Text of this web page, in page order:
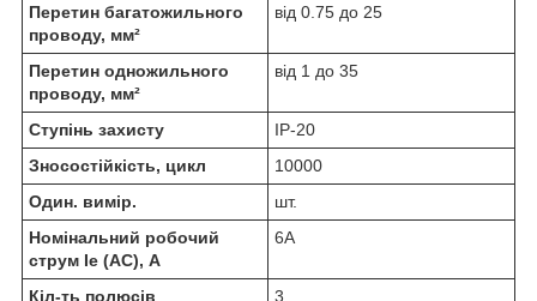
Перетин багатожильного
проводу, мм²
від 0.75 до 25
Перетин одножильного
проводу, мм²
від 1 до 35
Ступінь захисту
IP-20
Зносостійкість, цикл
10000
Один. вимір.
шт.
Номінальний робочий
струм Ie (AC), А
6А
Кіл-ть полюсів 3